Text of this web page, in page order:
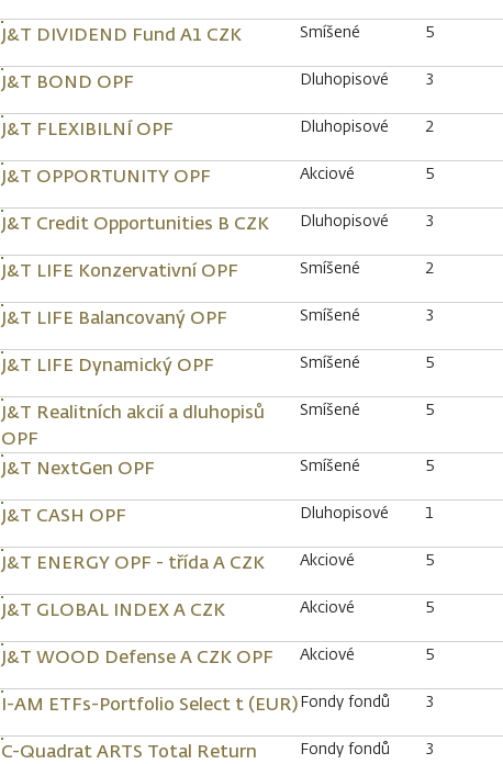
J&T DIVIDEND Fund A1 CZK Smíšené 5
J&T BOND OPF Dluhopisové 3
J&T FLEXIBILNÍ OPF Dluhopisové 2
J&T OPPORTUNITY OPF Akciové 5
J&T Credit Opportunities B CZK Dluhopisové 3
J&T LIFE Konzervativní OPF Smíšené 2
J&T LIFE Balancovaný OPF Smíšené 3
J&T LIFE Dynamický OPF Smíšené 5
J&T Realitních akcií a dluhopisů
OPF
Smíšené 5
J&T NextGen OPF Smíšené 5
J&T CASH OPF Dluhopisové 1
J&T ENERGY OPF - třída A CZK Akciové 5
J&T GLOBAL INDEX A CZK Akciové 5
J&T WOOD Defense A CZK OPF Akciové 5
I-AM ETFs-Portfolio Select t (EUR)Fondy fondů 3
C-Quadrat ARTS Total Return
Fondy fondů 3